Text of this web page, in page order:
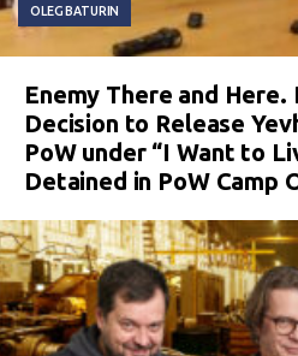
OLEG BATURIN
Enemy There and
Decision to Release
PoW under “I Want to
Detained in PoW Camp